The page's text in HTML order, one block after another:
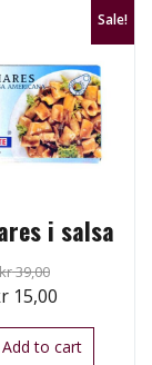
Sale!
i salsa
39,00
was:
15,00Current
price
is:
Add to cart